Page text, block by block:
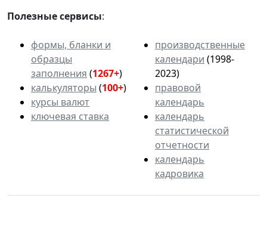
Полезные сервисы:
формы, бланки и
образцы
заполнения (1267+)
калькуляторы (100+)
курсы валют
ключевая ставка
производственные
календари (1998-
2023)
правовой
календарь
календарь
статистической
отчетности
календарь
кадровика